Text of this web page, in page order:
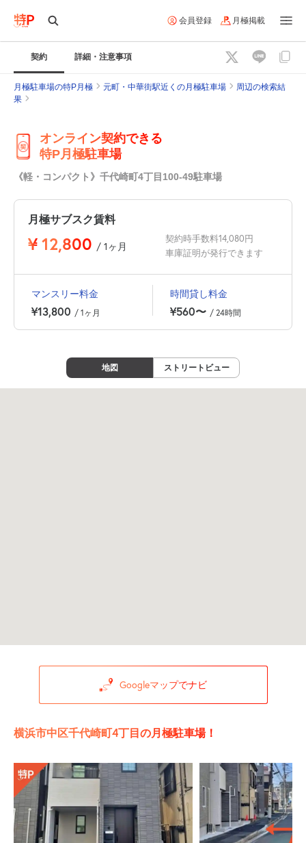
会員登録 月極掲載
契約 詳細・注意事項
月極駐車場の特P月極 元町・中華街駅近くの月極駐車場
周辺の検索結
果
オンライン契約できる
特P月極駐車場
《軽・コンパクト》千代崎町4丁目100-49駐車場
月極サブスク賃料
¥12,800 / 1ヶ月
契約時手数料14,080円
車庫証明が発行できます
マンスリー料金
¥13,800 / 1ヶ月
時間貸し料金
¥560〜 / 24時間
地図 ストリートビュー
Googleマップでナビ
横浜市中区千代崎町4丁目の月極駐車場！